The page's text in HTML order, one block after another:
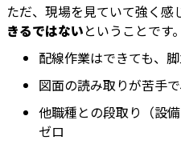
ただ、現場を見ていて強く感
きるではないということです。
配線作業はできても、
図面の読み取りが苦手
他職種との段取り（設
ゼロ